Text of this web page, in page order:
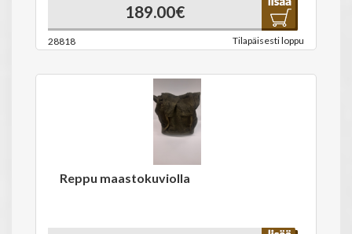
189.00€
28818 Tilapäisesti loppu
Reppu maastokuviolla